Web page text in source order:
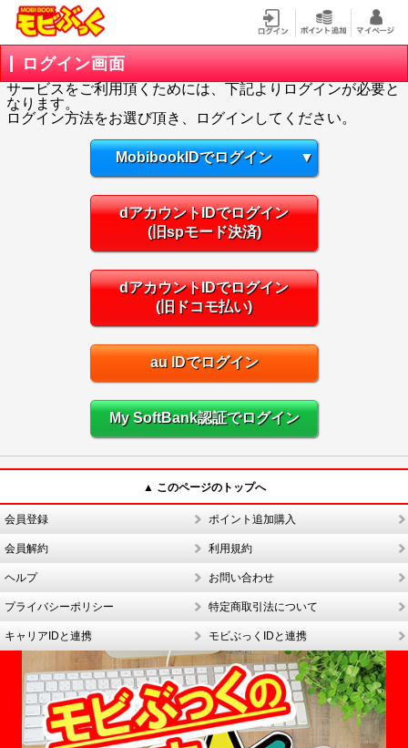
ログイン画面
サービスをご利用頂くためには、下記よりログインが必要と
なります。
ログイン方法をお選び頂き、ログインしてください。
MobibookIDでログイン ▼
dアカウントIDでログイン
(旧spモード決済)
dアカウントIDでログイン
(旧ドコモ払い)
au IDでログイン
My SoftBank認証でログイン
▲ このページのトップへ
会員登録 ポイント追加購入
会員解約 利用規約
ヘルプ お問い合わせ
プライバシーポリシー 特定商取引法について
キャリアIDと連携 モビぶっくIDと連携